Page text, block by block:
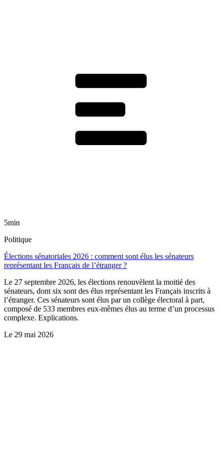
5min
Politique
Élections sénatoriales 2026 : comment sont élus les sénateurs
représentant les Français de l’étranger ?
Le 27 septembre 2026, les élections renouvèlent la moitié des
sénateurs, dont six sont des élus représentant les Français inscrits à
l’étranger. Ces sénateurs sont élus par un collège électoral à part,
composé de 533 membres eux-mêmes élus au terme d’un processus
complexe. Explications.
Le 29 mai 2026